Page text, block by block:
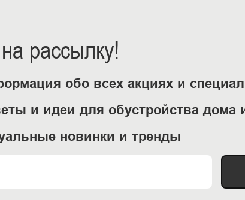
рассылку!
обо всех акциях и
и идеи для обустройства дома
новинки и тренды